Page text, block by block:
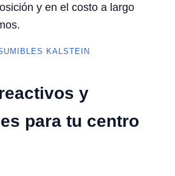
y en el costo a largo
KALSTEIN
y
para tu centro